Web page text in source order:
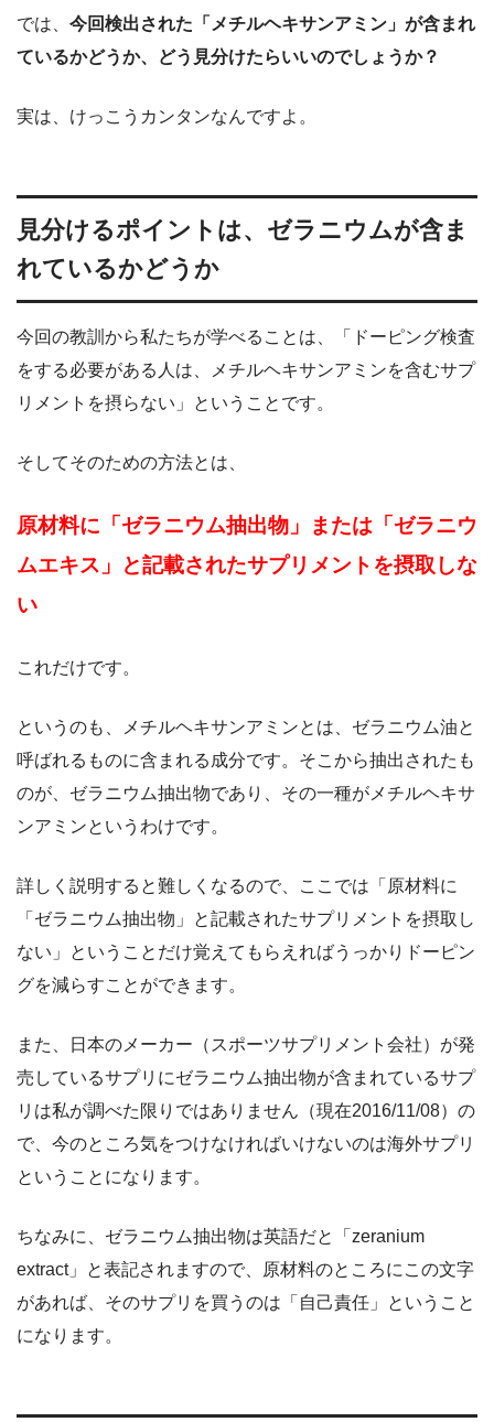
では、 今回検出された「メチルヘキサンアミン」が含まれ
ているかどうか、どう見分けたらいいのでしょうか？
実は、けっこうカンタンなんですよ。
見分けるポイントは、ゼラニウムが含ま
れているかどうか
今回の教訓から私たちが学べることは、「ドーピング検査
をする必要がある人は、メチルヘキサンアミンを含むサプ
リメントを摂らない」ということです。
そしてそのための方法とは、
原材料に「ゼラニウム抽出物」または「ゼラニウ
ムエキス」と記載されたサプリメントを摂取しな
い
これだけです。
というのも、メチルヘキサンアミンとは、ゼラニウム油と
呼ばれるものに含まれる成分です。そこから抽出されたも
のが、ゼラニウム抽出物であり、その一種がメチルヘキサ
ンアミンというわけです。
詳しく説明すると難しくなるので、ここでは「原材料に
「ゼラニウム抽出物」と記載されたサプリメントを摂取し
ない」ということだけ覚えてもらえればうっかりドーピン
グを減らすことができます。
また、日本のメーカー（スポーツサプリメント会社）が発
売しているサプリにゼラニウム抽出物が含まれているサプ
リは私が調べた限りではありません（現在2016/11/08）の
で、今のところ気をつけなければいけないのは海外サプリ
ということになります。
ちなみに、ゼラニウム抽出物は英語だと「zeranium
extract」と表記されますので、原材料のところにこの文字
があれば、そのサプリを買うのは「自己責任」ということ
になります。